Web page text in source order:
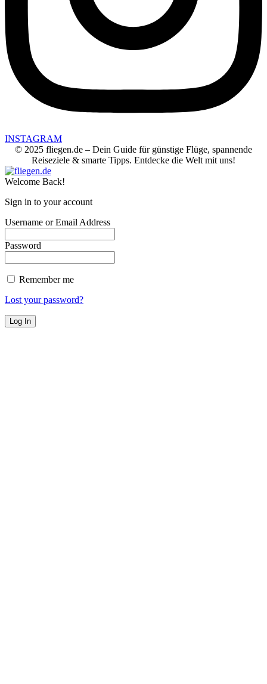
INSTAGRAM
© 2025 fliegen.de – Dein Guide für günstige Flüge, spannende
Reiseziele & smarte Tipps. Entdecke die Welt mit uns!
Welcome Back!
Sign in to your account
Username or Email Address
Password
Remember me
Lost your password?